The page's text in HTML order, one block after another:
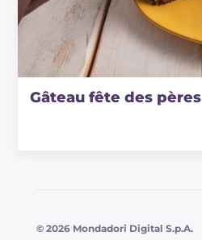
Gâteau fête des pères
© 2026 Mondadori Digital S.p.A.